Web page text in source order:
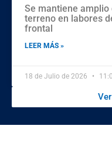
Se mantiene amplio
terreno en labores
frontal
LEER MÁS »
18 de Julio de 2026